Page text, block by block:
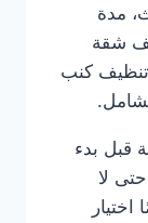
مدة
شقة
كنب
قبل بدء
لا